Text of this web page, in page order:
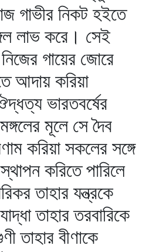
গাভীর নিকট হইতে
লাভ করে। সেই
গায়ের জোরে
আদায় করিয়া
ভারতবর্ষের
মূলে সে দৈব
করিয়া সকলের সঙ্গে
করিতে পারিলে
তাহার যন্ত্রকে
তাহার তরবারিকে
তাহার বীণাকে